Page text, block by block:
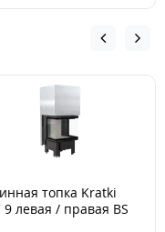
топка Kratki
9 левая / правая BS